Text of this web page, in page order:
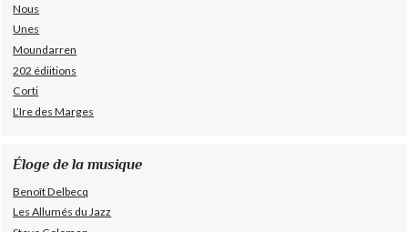
Nous
Unes
Moundarren
202 édiitions
Corti
L’Ire des Marges
Éloge de la musique
Benoît Delbecq
Les Allumés du Jazz